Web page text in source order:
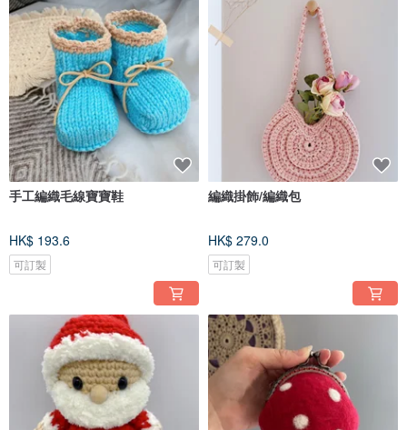
手工編織毛線寶寶鞋
HK$ 193.6
可訂製
編織掛飾/編織包
HK$ 279.0
可訂製